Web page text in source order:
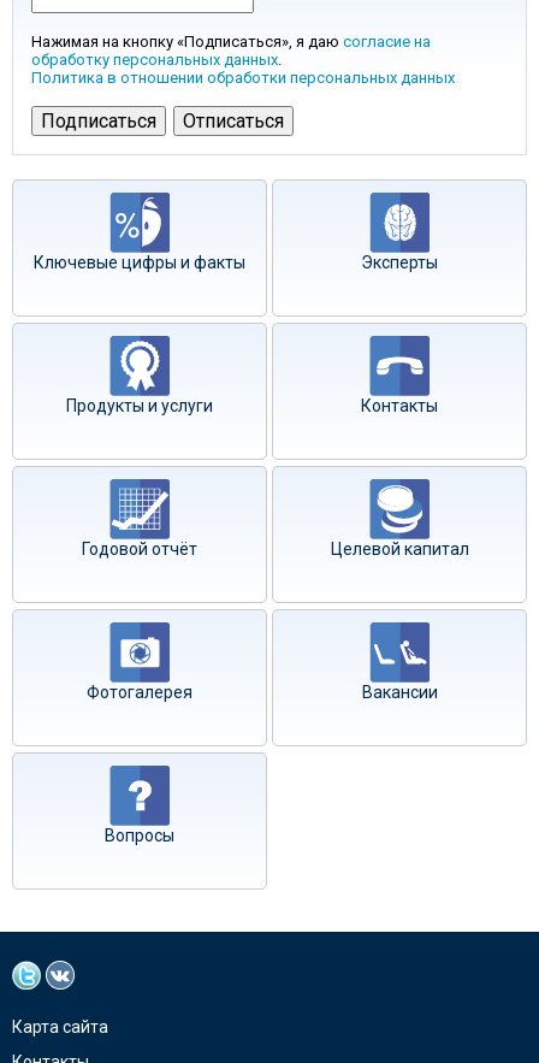
Нажимая на кнопку «Подписаться», я даю согласие на
обработку персональных данных.
Политика в отношении обработки персональных данных
Ключевые цифры и факты Эксперты
Продукты и услуги Контакты
Годовой отчёт Целевой капитал
Фотогалерея Вакансии
Вопросы
Карта сайта